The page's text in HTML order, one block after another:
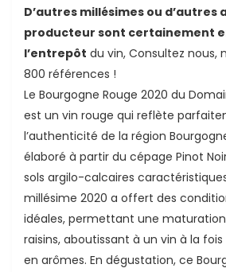
D’autres millésimes ou d’autres
producteur sont certainement
l’entrepôt du vin, Consultez nous,
800 références !
Le Bourgogne Rouge 2020 du
est un vin rouge qui reflète
l’authenticité de la région
élaboré à partir du cépage Pinot
sols argilo-calcaires
millésime 2020 a offert des
idéales, permettant une
raisins, aboutissant à un vin à la
en arômes. En dégustation, ce